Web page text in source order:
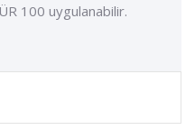
100 uygulanabilir.